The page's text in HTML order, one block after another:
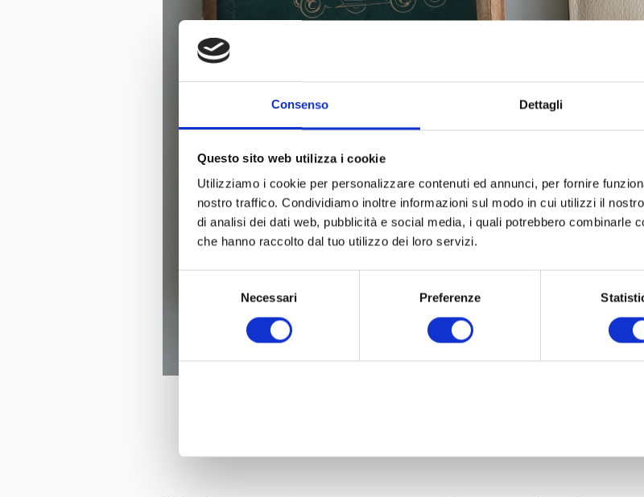
Consenso Dettagli
Questo sito web utilizza i cookie
Utilizziamo i cookie per personalizzare contenuti ed annunci, per fornire
nostro traffico. Condividiamo inoltre informazioni sul modo in cui utilizzi il
di analisi dei dati web, pubblicità e social media, i quali potrebbero combinarle
che hanno raccolto dal tuo utilizzo dei loro servizi.
Necessari Preferenze